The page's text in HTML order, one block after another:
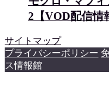
2【VOD配信情
サイトマップ
プライバシーポリシー
ス情報館